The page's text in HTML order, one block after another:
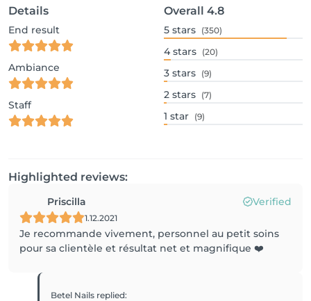
Details
End result
Ambiance
Staff
Overall 4.8
5 stars (350)
4 stars (20)
3 stars (9)
2 stars (7)
1 star (9)
Highlighted reviews:
Priscilla Verified
1.12.2021
Je recommande vivement, personnel au petit soins
pour sa clientèle et résultat net et magnifique ❤️
Betel Nails replied: